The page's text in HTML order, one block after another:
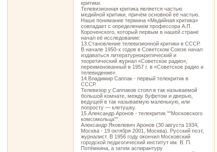
критики.
Телевизионная критика является частью
медийной критики, причём основной её частью.
Наше понимание термина «Медийная критика»
совпадает с определением профессора А.П.
Короченского, который первым в нашей стране
начал её исследование:
13.Становление телевизионной критики в СССР.
В начале 1950-х годов в Советском Союзе начал
издаваться литературнокритический и
теоретический журнал «Советское радио»,
переименованный в 1957 г. в «Советское радио и
телевидение».
14.Владимир Саппак - первый телекритик в
СССР.
Телевизор у Саппаков стоял в так называемой
большой комнате, между буфетом и дверью,
ведущей в так называемую маленькую, или
попросту — клетушку.
15.Александр Аронов - телекритик ""Московского
комсомольца"".
Александр Яковлевич Аронов (30 августа 1934,
Москва - 19 октября 2001, Москва). Русский поэт,
журналист. В 1956 году окончил Московский
городской педагогический институт им. В. П.
Потёмкина, а затем аспирантуру